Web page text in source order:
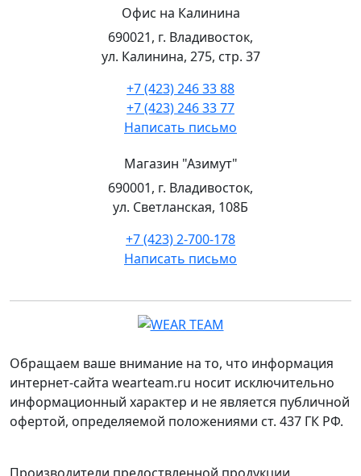
Офис на Калинина
690021, г. Владивосток,
ул. Калинина, 275, стр. 37
+7 (423) 246 33 88
+7 (423) 246 33 77
Написать письмо
Магазин "Азимут"
690001, г. Владивосток,
ул. Светланская, 108Б
+7 (423) 2-700-178
Написать письмо
Обращаем ваше внимание на то, что информация
интернет-сайта wearteam.ru носит исключительно
информационный характер и не является публичной
офертой, определяемой положениями ст. 437 ГК РФ.